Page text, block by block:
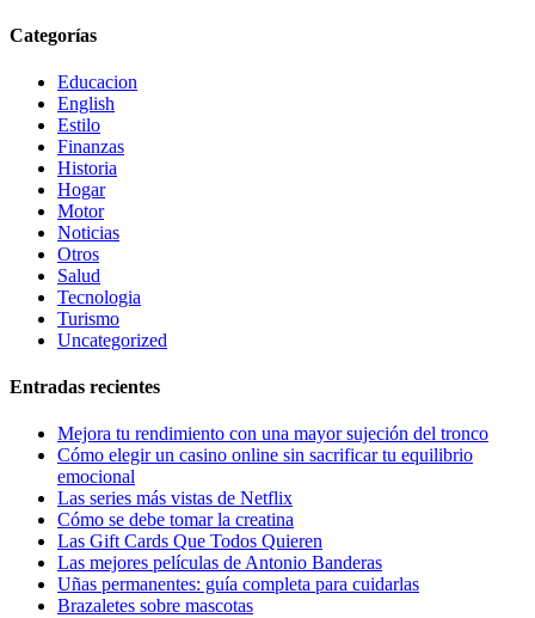
Categorías
Educacion
English
Estilo
Finanzas
Historia
Hogar
Motor
Noticias
Otros
Salud
Tecnologia
Turismo
Uncategorized
Entradas recientes
Mejora tu rendimiento con una mayor sujeción del tronco
Cómo elegir un casino online sin sacrificar tu equilibrio
emocional
Las series más vistas de Netflix
Cómo se debe tomar la creatina
Las Gift Cards Que Todos Quieren
Las mejores películas de Antonio Banderas
Uñas permanentes: guía completa para cuidarlas
Brazaletes sobre mascotas